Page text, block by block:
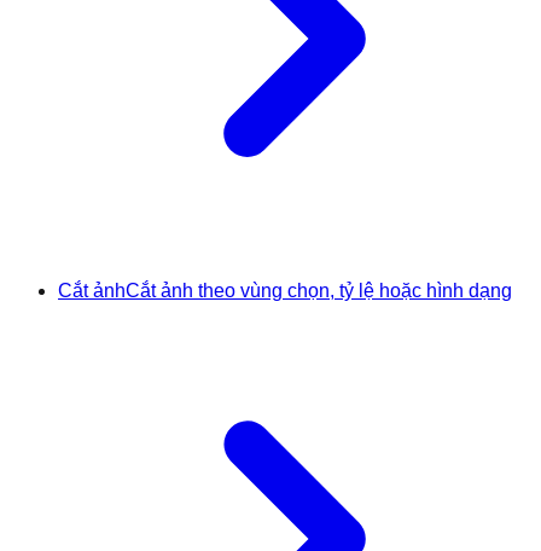
Cắt ảnhCắt ảnh theo vùng chọn, tỷ lệ hoặc hình dạng